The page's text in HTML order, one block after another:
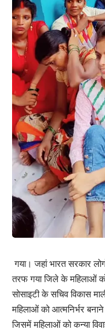
गया। जहां भारत सरकार
तरफ गया जिले के महिलाओं
सोसाइटी के सचिव विकास
महिलाओं को आत्मनिर्भर
जिसमें महिलाओं को कन्या